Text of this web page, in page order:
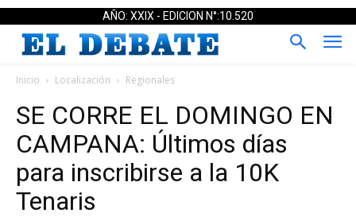
AÑO: XXIX - EDICION N°:10.520
Inicio Localización Regionales
SE CORRE EL DOMINGO EN
CAMPANA: Últimos días
para inscribirse a la 10K
Tenaris